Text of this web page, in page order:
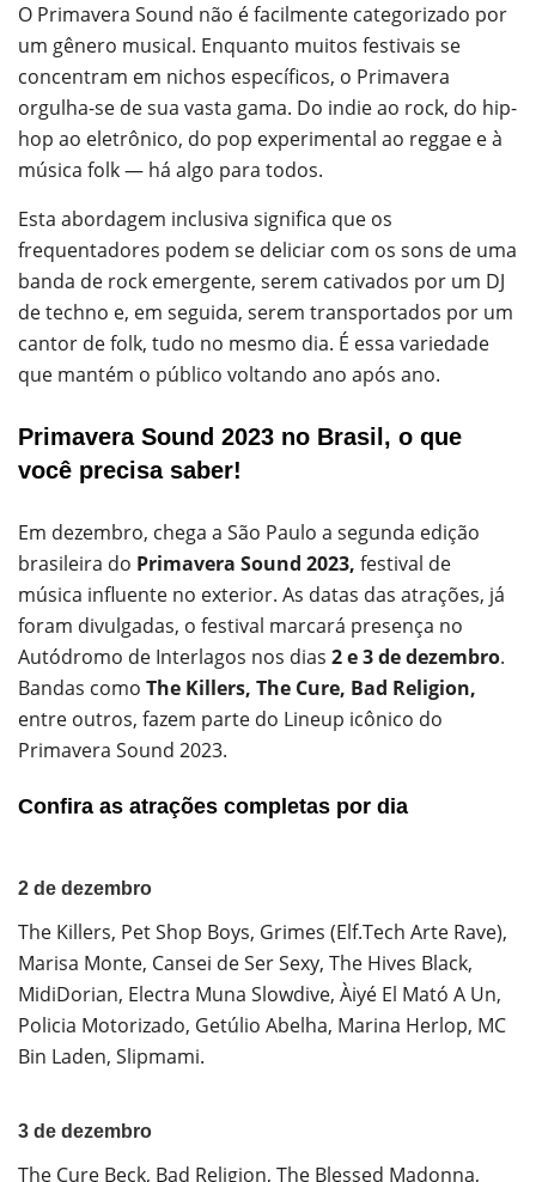
O Primavera Sound não é facilmente categorizado por
um gênero musical. Enquanto muitos festivais se
concentram em nichos específicos, o Primavera
orgulha-se de sua vasta gama. Do indie ao rock, do hip-
hop ao eletrônico, do pop experimental ao reggae e à
música folk — há algo para todos.
Esta abordagem inclusiva significa que os
frequentadores podem se deliciar com os sons de uma
banda de rock emergente, serem cativados por um DJ
de techno e, em seguida, serem transportados por um
cantor de folk, tudo no mesmo dia. É essa variedade
que mantém o público voltando ano após ano.
Primavera Sound 2023 no Brasil, o que
você precisa saber!
Em dezembro, chega a São Paulo a segunda edição
brasileira do Primavera Sound 2023, festival de
música influente no exterior. As datas das atrações, já
foram divulgadas, o festival marcará presença no
Autódromo de Interlagos nos dias 2 e 3 de dezembro.
Bandas como The Killers, The Cure, Bad Religion,
entre outros, fazem parte do Lineup icônico do
Primavera Sound 2023.
Confira as atrações completas por dia
2 de dezembro
The Killers, Pet Shop Boys, Grimes (Elf.Tech Arte Rave),
Marisa Monte, Cansei de Ser Sexy, The Hives Black,
MidiDorian, Electra Muna Slowdive, Àiyé El Mató A Un,
Policia Motorizado, Getúlio Abelha, Marina Herlop, MC
Bin Laden, Slipmami.
3 de dezembro
The Cure Beck, Bad Religion, The Blessed Madonna,